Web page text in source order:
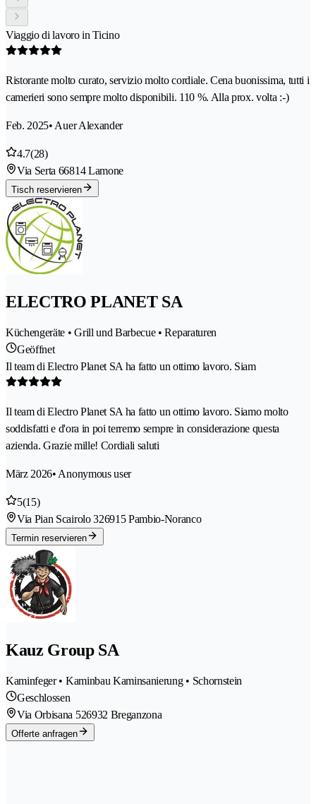
Viaggio di lavoro in Ticino
Ristorante molto curato, servizio molto cordiale. Cena buonissima, tutti i
camerieri sono sempre molto disponibili. 110 %. Alla prox. volta :-)
Feb. 2025• Auer Alexander
4.7(28)
Via Serta 66814 Lamone
Tisch reservieren
ELECTRO PLANET SA
Küchengeräte • Grill und Barbecue • Reparaturen
Geöffnet
Il team di Electro Planet SA ha fatto un ottimo lavoro. Siam
Il team di Electro Planet SA ha fatto un ottimo lavoro. Siamo molto
soddisfatti e d'ora in poi terremo sempre in considerazione questa
azienda. Grazie mille! Cordiali saluti
März 2026• Anonymous user
5(15)
Via Pian Scairolo 326915 Pambio-Noranco
Termin reservieren
Kauz Group SA
Kaminfeger • Kaminbau Kaminsanierung • Schornstein
Geschlossen
Via Orbisana 526932 Breganzona
Offerte anfragen